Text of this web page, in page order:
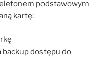
podstawowym
kartę:
backup dostępu do